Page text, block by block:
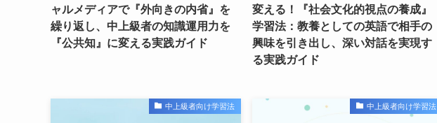
ャルメディアで『外向きの内省』を
繰り返し、中上級者の知識運用力を
『公共知』に変える実践ガイド
変える！『社会文化的視点の養成』
学習法：教養としての英語で相手の
興味を引き出し、深い対話を実現す
る実践ガイド
中上級者向け学習法 中上級者向け学習法